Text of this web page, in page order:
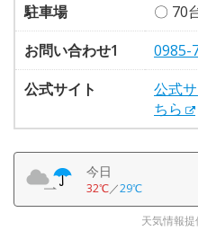
駐車場
〇 70
お問い合わせ1
0985-
公式サイト
公式
ちら
今日
32℃／29℃
天気情報